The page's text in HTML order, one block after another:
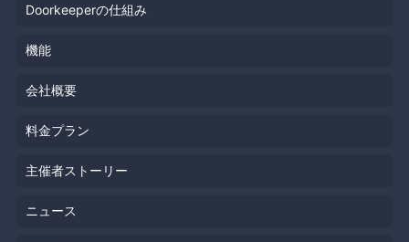
Doorkeeperの仕組み
機能
会社概要
料金プラン
主催者ストーリー
ニュース